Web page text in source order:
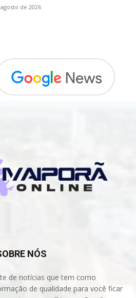
de 2026
NÓS
de notícias que tem como
de qualidade para você ficar